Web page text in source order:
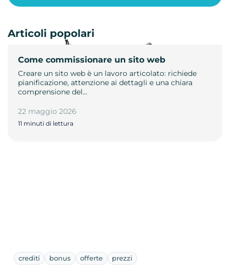
Come commissionare un sito web
Creare un sito web è un lavoro articolato: richiede
pianificazione, attenzione ai dettagli e una chiara
comprensione del…
22 maggio 2026
11 minuti di lettura
Articoli popolari
crediti bonus offerte prezzi